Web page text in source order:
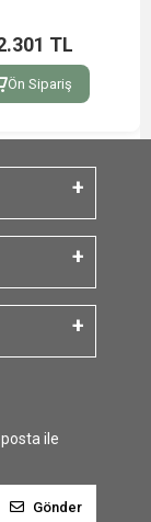
TL
Ön Sipariş
ile
Gönder